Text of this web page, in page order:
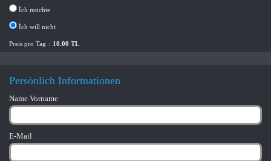
İch möchte
İch will nicht
Preis pro Tag : 10.00 TL
Persönlich Informationen
Name Vorname
E-Mail